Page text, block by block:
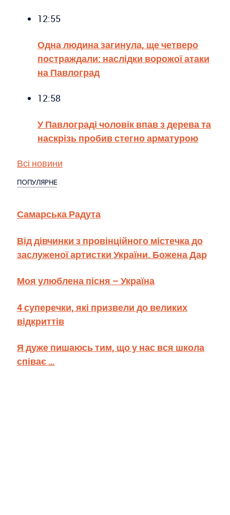
12:55
Одна людина загинула, ще четверо
постраждали: наслідки ворожої атаки
на Павлоград
12:58
У Павлограді чоловік впав з дерева та
наскрізь пробив стегно арматурою
Всі новини
ПОПУЛЯРНЕ
Самарська Радута
Від дівчинки з провінційного містечка до
заслуженої артистки України. Божена Дар
Моя улюблена пісня – Україна
4 суперечки, які призвели до великих
відкриттів
Я дуже пишаюсь тим, що у нас вся школа
співає …